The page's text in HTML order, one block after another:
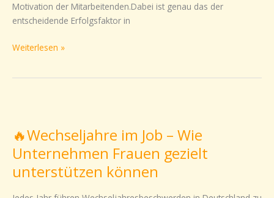
Motivation der Mitarbeitenden.Dabei ist genau das der
entscheidende Erfolgsfaktor in
Weiterlesen »
🔥Wechseljahre im Job – Wie
Unternehmen Frauen gezielt
unterstützen können
im
Job
–
Wie